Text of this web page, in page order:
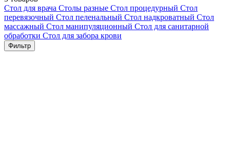
Стол для врача Столы разные Стол процедурный Стол
перевязочный Стол пеленальный Стол надкроватный Стол
массажный Стол манипуляционный Стол для санитарной
обработки Стол для забора крови
Фильтр